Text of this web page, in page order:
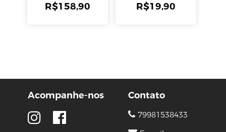
R$158,90 R$19,90
Acompanhe-nos Contato
79981538433